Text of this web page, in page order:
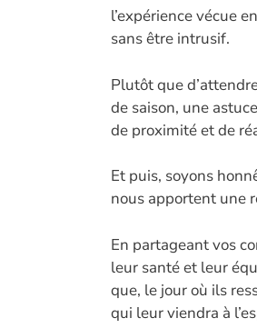
l’expérience vécue
sans être intrusif.
Plutôt que
de saison, une
de proximité et de
Et puis, soyons
nous apportent une
En partageant vos
leur santé et leur
que, le jour où ils
qui leur viendra à